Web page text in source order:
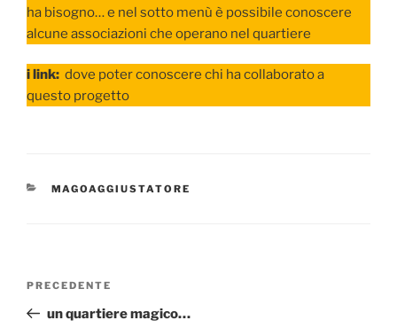
ha bisogno… e nel sotto menù è possibile conoscere
alcune associazioni che operano nel quartiere
i link: dove poter conoscere chi ha collaborato a
questo progetto
CATEGORIE
MAGOAGGIUSTATORE
Navigazione
Articolo
precedente:
PRECEDENTE
un quartiere magico…